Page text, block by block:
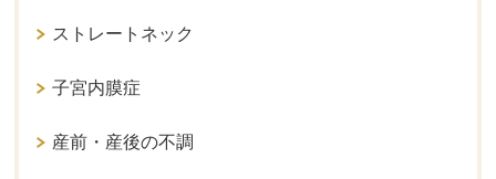
ストレートネック
子宮内膜症
産前・産後の不調